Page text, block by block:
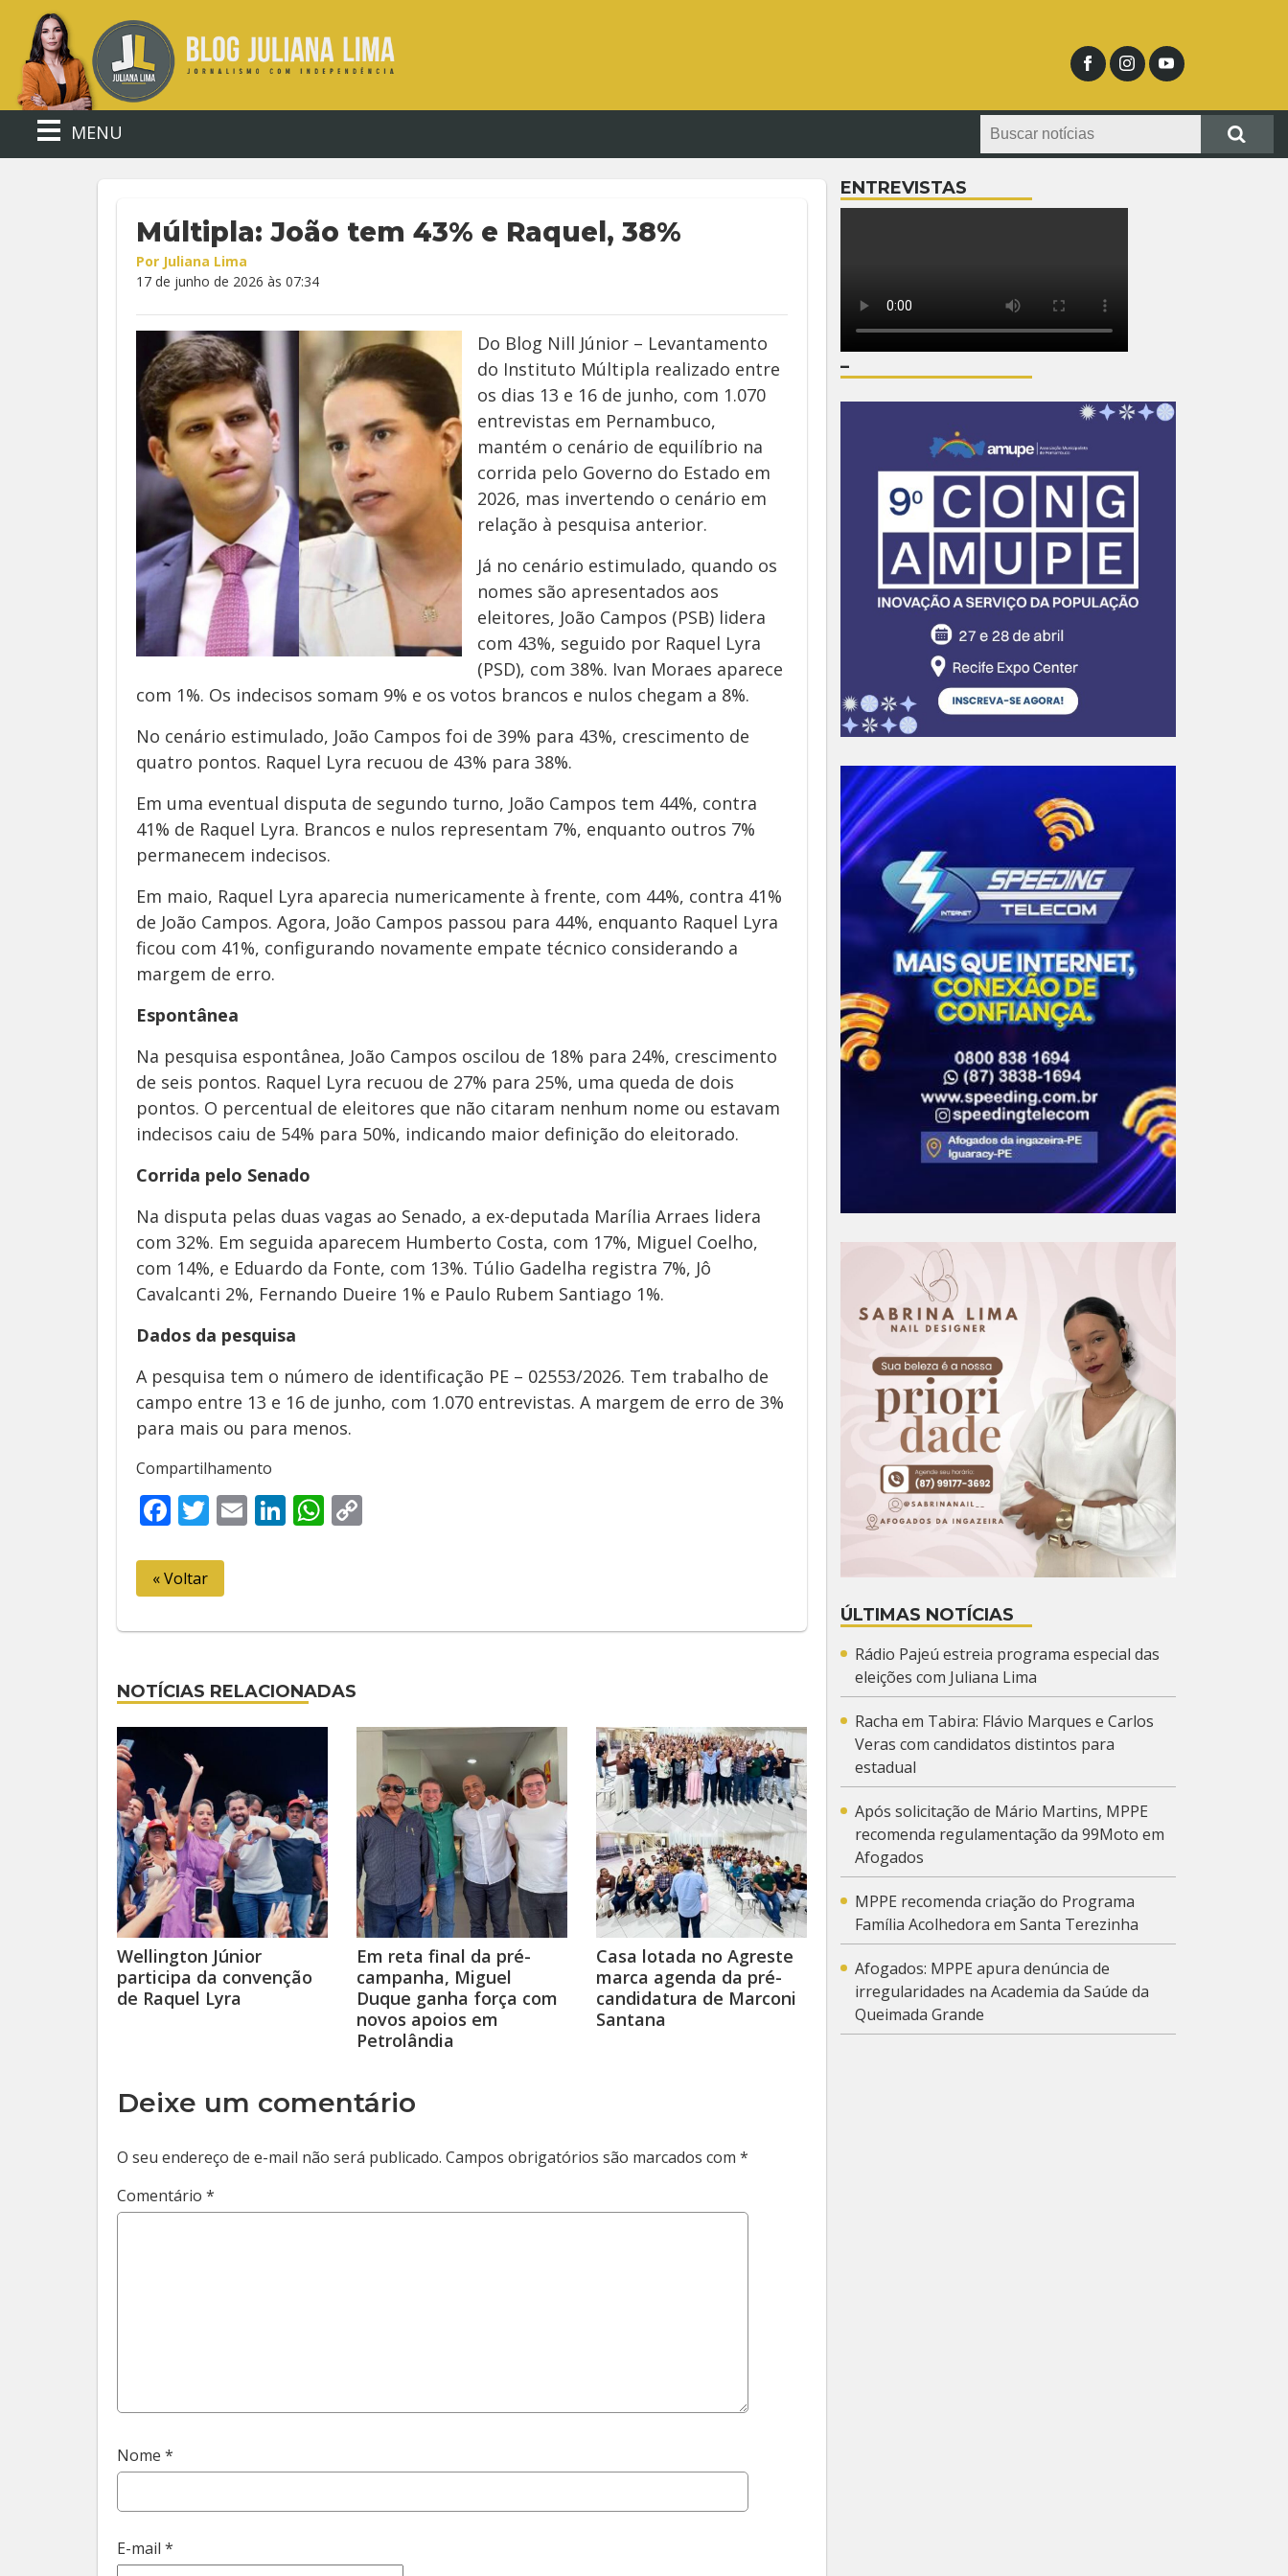
MENU
Múltipla: João tem 43% e Raquel, 38%
Por Juliana Lima
17 de junho de 2026 às 07:34
Do Blog Nill Júnior – Levantamento
do Instituto Múltipla realizado entre
os dias 13 e 16 de junho, com 1.070
entrevistas em Pernambuco,
mantém o cenário de equilíbrio na
corrida pelo Governo do Estado em
2026, mas invertendo o cenário em
relação à pesquisa anterior.
Já no cenário estimulado, quando os
nomes são apresentados aos
eleitores, João Campos (PSB) lidera
com 43%, seguido por Raquel Lyra
(PSD), com 38%. Ivan Moraes aparece
com 1%. Os indecisos somam 9% e os votos brancos e nulos chegam a 8%.
No cenário estimulado, João Campos foi de 39% para 43%, crescimento de
quatro pontos. Raquel Lyra recuou de 43% para 38%.
Em uma eventual disputa de segundo turno, João Campos tem 44%, contra
41% de Raquel Lyra. Brancos e nulos representam 7%, enquanto outros 7%
permanecem indecisos.
Em maio, Raquel Lyra aparecia numericamente à frente, com 44%, contra 41%
de João Campos. Agora, João Campos passou para 44%, enquanto Raquel Lyra
ficou com 41%, configurando novamente empate técnico considerando a
margem de erro.
Espontânea
Na pesquisa espontânea, João Campos oscilou de 18% para 24%, crescimento
de seis pontos. Raquel Lyra recuou de 27% para 25%, uma queda de dois
pontos. O percentual de eleitores que não citaram nenhum nome ou estavam
indecisos caiu de 54% para 50%, indicando maior definição do eleitorado.
Corrida pelo Senado
Na disputa pelas duas vagas ao Senado, a ex-deputada Marília Arraes lidera
com 32%. Em seguida aparecem Humberto Costa, com 17%, Miguel Coelho,
com 14%, e Eduardo da Fonte, com 13%. Túlio Gadelha registra 7%, Jô
Cavalcanti 2%, Fernando Dueire 1% e Paulo Rubem Santiago 1%.
Dados da pesquisa
A pesquisa tem o número de identificação PE – 02553/2026. Tem trabalho de
campo entre 13 e 16 de junho, com 1.070 entrevistas. A margem de erro de 3%
para mais ou para menos.
Compartilhamento
Facebook
Twitter
EmailLinkedIn
WhatsApp
« Voltar
NOTÍCIAS RELACIONADAS
Wellington Júnior
participa da convenção
de Raquel Lyra
Em reta final da pré-
campanha, Miguel
Duque ganha força com
novos apoios em
Petrolândia
Casa lotada no Agreste
marca agenda da pré-
candidatura de Marconi
Santana
Deixe um comentário
O seu endereço de e-mail não será publicado. Campos obrigatórios são marcados com *
Comentário *
Nome *
E-mail *
ENTREVISTAS
–
ÚLTIMAS NOTÍCIAS
Rádio Pajeú estreia programa especial das
eleições com Juliana Lima
Racha em Tabira: Flávio Marques e Carlos
Veras com candidatos distintos para
estadual
Após solicitação de Mário Martins, MPPE
recomenda regulamentação da 99Moto em
Afogados
MPPE recomenda criação do Programa
Família Acolhedora em Santa Terezinha
Afogados: MPPE apura denúncia de
irregularidades na Academia da Saúde da
Queimada Grande